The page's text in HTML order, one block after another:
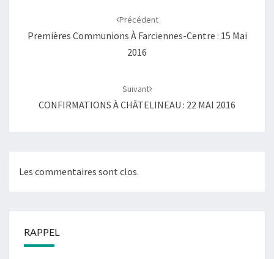
Précédent
Premières Communions À Farciennes-Centre : 15 Mai
2016
Suivant
CONFIRMATIONS À CHÂTELINEAU : 22 MAI 2016
Les commentaires sont clos.
RAPPEL